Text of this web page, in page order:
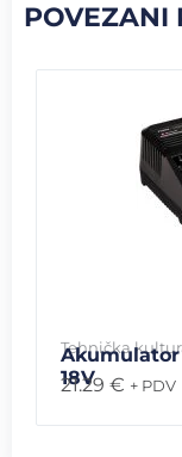
POVEZANI
Tehnička
18V
21.29 € + PDV